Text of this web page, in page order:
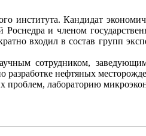
института. Кандидат
и членом
входил в состав групп
сотрудником,
разработке нефтяных
проблем, лабораторию